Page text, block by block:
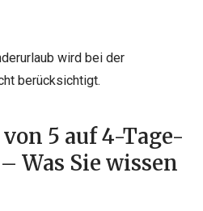
wird bei der
berücksichtigt.
5 auf 4-Tage-
Was Sie wissen